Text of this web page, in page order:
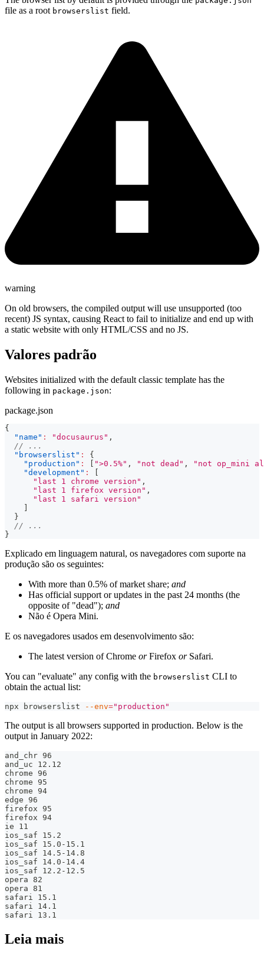
file as a root browserslist field.
warning
On old browsers, the compiled output will use unsupported (too
recent) JS syntax, causing React to fail to initialize and end up with
a static website with only HTML/CSS and no JS.
Valores padrão
Websites initialized with the default classic template has the
following in package.json:
package.json
{
"name" : "docusaurus" ,
// ...
"browserslist" :
{
"production" : [ ">0.5%" , "not dead" ,
"not op_mini
"development" :
[
"last 1 chrome version" ,
"last 1 firefox version" ,
"last 1 safari version"
]
}
// ...
}
Explicado em linguagem natural, os navegadores com suporte na
produção são os seguintes:
With more than 0.5% of market share; and
Has official support or updates in the past 24 months (the
opposite of "dead"); and
Não é Opera Mini.
E os navegadores usados em desenvolvimento são:
The latest version of Chrome orFirefox orSafari.
You can "evaluate" any config with the browserslist CLI to
obtain the actual list:
npx browserslist --env="production"
The output is all browsers supported in production. Below is the
output in January 2022:
and_chr 96
and_uc 12.12
chrome 96
chrome 95
chrome 94
edge 96
firefox 95
firefox 94
ie 11
ios_saf 15.2
ios_saf 15.0-15.1
ios_saf 14.5-14.8
ios_saf 14.0-14.4
ios_saf 12.2-12.5
opera 82
opera 81
safari 15.1
safari 14.1
safari 13.1
Leia mais